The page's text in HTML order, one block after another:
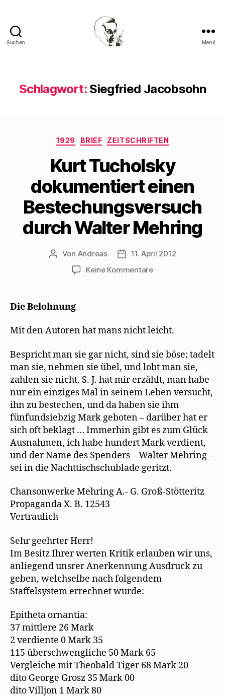
Suchen Menü
Schlagwort: Siegfried Jacobsohn
Kategorien
1929 BRIEF ZEITSCHRIFTEN
Kurt Tucholsky
dokumentiert einen
Bestechungsversuch
durch Walter Mehring
Beitragsautor
Von Andreas Beitragsdatum
11. April 2012
Keine Kommentarezu
durch
Mehring
Die Belohnung
Mit den Autoren hat mans nicht leicht.
Bespricht man sie gar nicht, sind sie böse; tadelt
man sie, nehmen sie übel, und lobt man sie,
zahlen sie nicht. S. J. hat mir erzählt, man habe
nur ein einziges Mal in seinem Leben versucht,
ihn zu bestechen, und da haben sie ihm
fünfundsiebzig Mark geboten – darüber hat er
sich oft beklagt … Immerhin gibt es zum Glück
Ausnahmen, ich habe hundert Mark verdient,
und der Name des Spenders – Walter Mehring –
sei in die Nachttischschublade geritzt.
Chansonwerke Mehring A.- G. Groß-Stötteritz
Propaganda X. B. 12543
Vertraulich
Sehr geehrter Herr!
Im Besitz Ihrer werten Kritik erlauben wir uns,
anliegend unsrer Anerkennung Ausdruck zu
geben, welchselbe nach folgendem
Staffelsystem errechnet wurde:
Epitheta ornantia:
37 mittlere 26 Mark
2 verdiente 0 Mark 35
115 überschwengliche 50 Mark 65
Vergleiche mit Theobald Tiger 68 Mark 20
dito George Grosz 35 Mark 00
dito Villjon 1 Mark 80